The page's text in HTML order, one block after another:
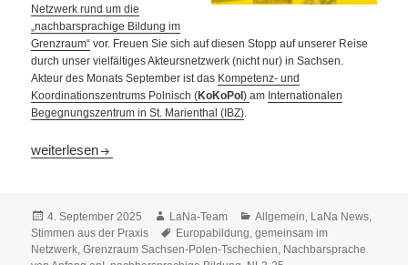
Netzwerk rund um die
„nachbarsprachige Bildung im
Grenzraum“ vor. Freuen Sie sich auf diesen Stopp auf unserer Reise
durch unser vielfältiges Akteursnetzwerk (nicht nur) in Sachsen.
Akteur des Monats September ist das Kompetenz- und
Koordinationszentrums Polnisch (KoKoPol)am Internationalen
Begegnungszentrum in St. Marienthal (IBZ).
Vorgestellt: Netzwerk für nachbarsprachige Bildung
weiterlesen
Veröffentlicht
am
4. September 2025 Autor
LaNa-Team Kategorien
Allgemein LaNa News
Stimmen aus der Praxis
Schlagwörter
Europabildung ,gemeinsam im
Netzwerk ,Grenzraum Sachsen-Polen-Tschechien Nachbarsprache